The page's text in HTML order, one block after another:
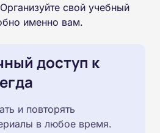
свой учебный
именно вам.
доступ к
и повторять
в любое время.